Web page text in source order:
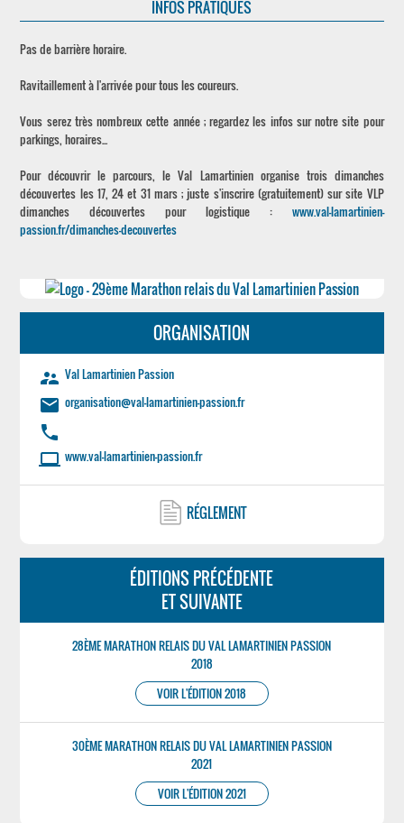
INFOS PRATIQUES
Pas de barrière horaire.
Ravitaillement à l'arrivée pour tous les coureurs.
Vous serez très nombreux cette année ; regardez les infos sur notre site pour
parkings, horaires...
Pour découvrir le parcours, le Val Lamartinien organise trois dimanches
découvertes les 17, 24 et 31 mars ; juste s'inscrire (gratuitement) sur site VLP
dimanches découvertes pour logistique : www.val-lamartinien-
passion.fr/dimanches-decouvertes
ORGANISATION
supervisor_account Val Lamartinien Passion
email organisation@val-lamartinien-passion.fr
phone
laptop www.val-lamartinien-passion.fr
RÉGLEMENT
ÉDITIONS PRÉCÉDENTE
ET SUIVANTE
28ÈME MARATHON RELAIS DU VAL LAMARTINIEN PASSION
2018
VOIR L'ÉDITION 2018
30ÈME MARATHON RELAIS DU VAL LAMARTINIEN PASSION
2021
VOIR L'ÉDITION 2021